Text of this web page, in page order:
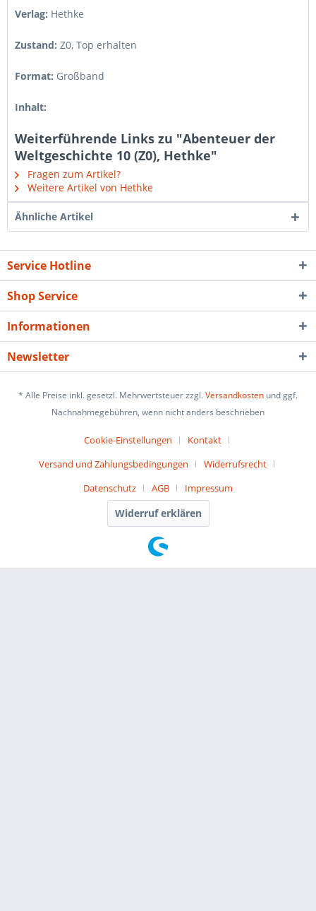
Verlag: Hethke
Zustand: Z0, Top erhalten
Format: Großband
Inhalt:
Weiterführende Links zu "Abenteuer der
Weltgeschichte 10 (Z0), Hethke"
Fragen zum Artikel?
Weitere Artikel von Hethke
Ähnliche Artikel
Service Hotline
Shop Service
Informationen
Newsletter
* Alle Preise inkl. gesetzl. Mehrwertsteuer zzgl.Versandkosten und ggf.
Nachnahmegebühren, wenn nicht anders beschrieben
Cookie-Einstellungen
Kontakt
Versand und Zahlungsbedingungen
Widerrufsrecht
Datenschutz
AGB Impressum
Widerruf erklären